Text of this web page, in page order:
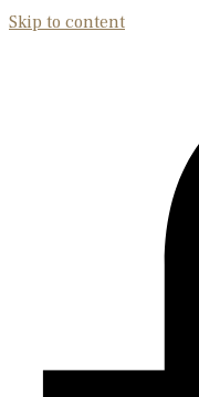
Skip to content